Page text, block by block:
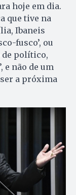
hoje em dia.
que tive na
Ibaneis
fusco’, ou
de político,
e não de um
a próxima